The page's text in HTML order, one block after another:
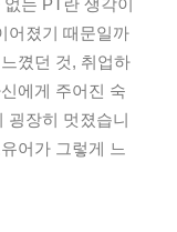
는 PT란 생각이
어졌기 때문일까
꼈던 것, 취업하
에게 주어진 숙
굉장히 멋졌습니
어가 그렇게 느